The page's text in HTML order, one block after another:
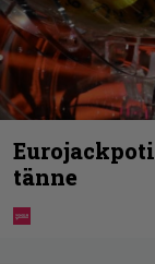
tänne